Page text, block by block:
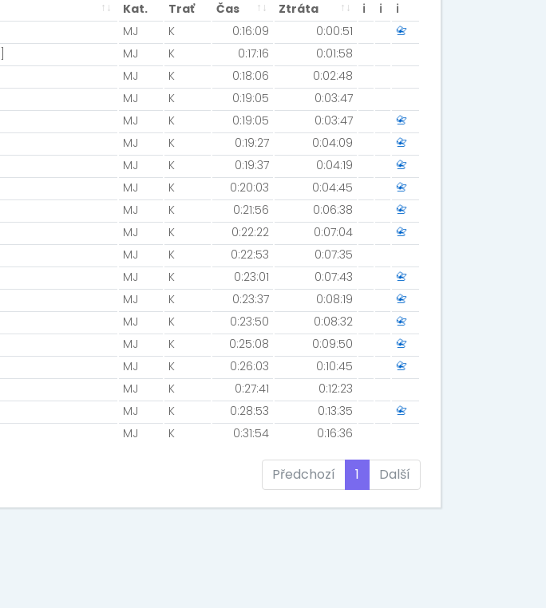
Kat. Trať Čas Ztráta ℹ ℹ
ℹ
MJ K 0:16:09 0:00:51
📇
MJ K 0:17:16
0:01:58
MJ K 0:18:06
0:02:48
MJ K 0:19:05
0:03:47
MJ K 0:19:05 0:03:47
📇
MJ K 0:19:27 0:04:09
📇
MJ K 0:19:37 0:04:19
📇
MJ K 0:20:03 0:04:45
📇
MJ K 0:21:56 0:06:38
📇
MJ K 0:22:22 0:07:04
📇
MJ K 0:22:53
0:07:35
MJ K 0:23:01 0:07:43
📇
MJ K 0:23:37 0:08:19
📇
MJ K 0:23:50 0:08:32
📇
MJ K 0:25:08 0:09:50
📇
MJ K 0:26:03 0:10:45
📇
MJ K 0:27:41
0:12:23
MJ K 0:28:53 0:13:35
📇
MJ K 0:31:54 0:16:36
Předchozí 1 Další